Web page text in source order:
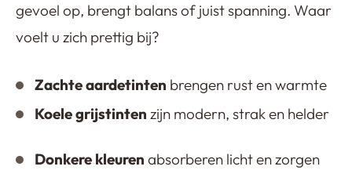
gevoel op, brengt balans of juist spanning. Waar
voelt u zich prettig bij?
Zachte aardetinten brengen rust en warmte
Koele grijstinten zijn modern, strak en helder
Donkere kleuren absorberen licht en zorgen